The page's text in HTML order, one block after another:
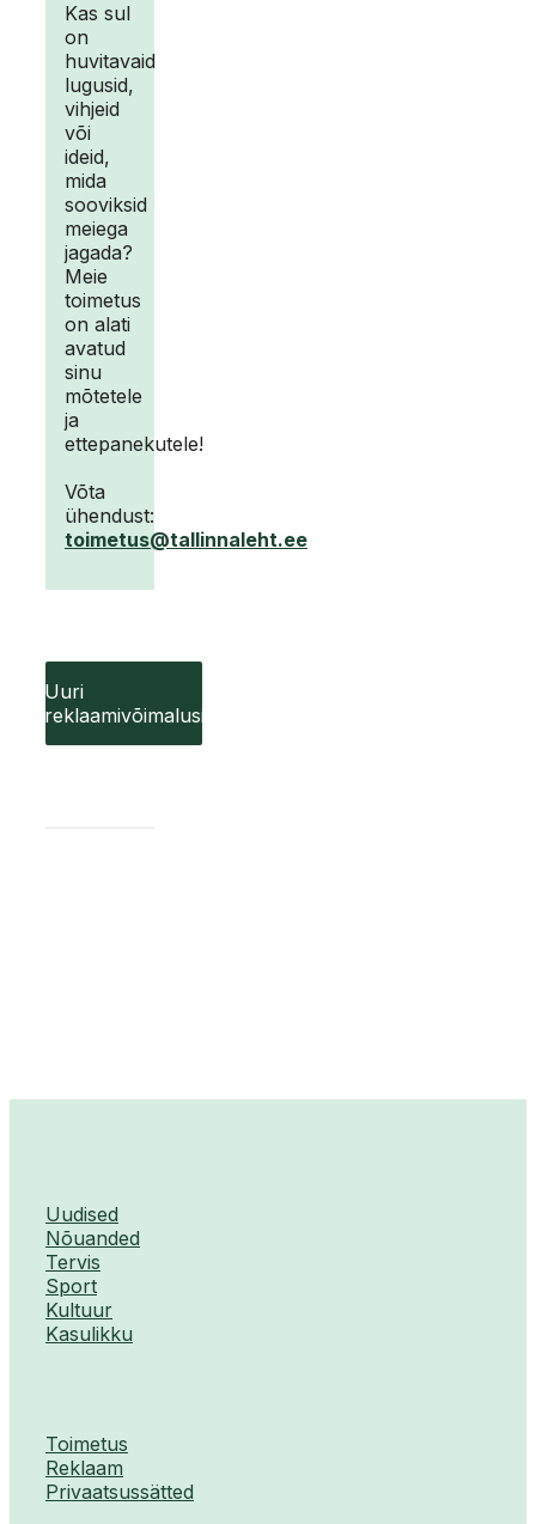
Kas sul
on
huvitavaid
lugusid,
vihjeid
või
ideid,
mida
sooviksid
meiega
jagada?
Meie
toimetus
on alati
avatud
sinu
mõtetele
ja
ettepanekutele!
Võta
ühendust:
toimetus@tallinnaleht.ee
Uuri
reklaamivõimalusi
Uudised
Nõuanded
Tervis
Sport
Kultuur
Kasulikku
Toimetus
Reklaam
Privaatsussätted